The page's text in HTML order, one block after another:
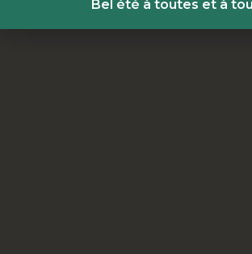
Bel été à toutes et à